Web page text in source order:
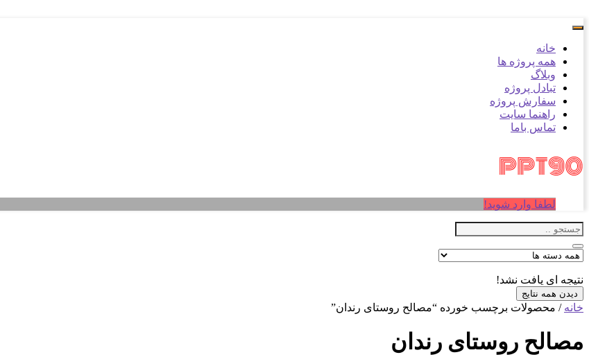
خانه
همه پروژه ها
وبلاگ
تبادل پروژه
سفارش پروژه
راهنما سایت
تماس باما
لطفا وارد شوید!
نتیجه ای یافت نشد!
دیدن همه نتایج
خانه / محصولات برچسب خورده “مصالح روستای رندان”
مصالح روستای رندان